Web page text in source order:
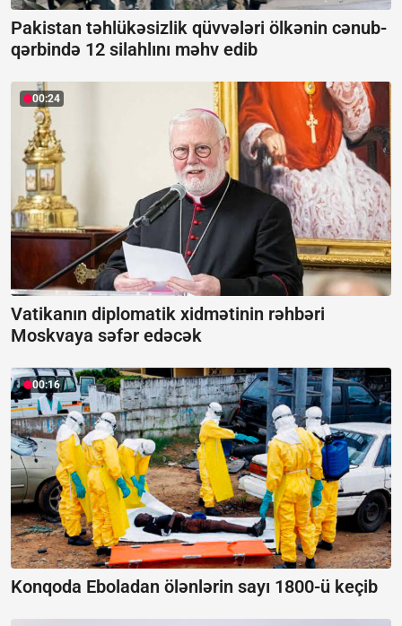
Pakistan təhlükəsizlik qüvvələri ölkənin cənub-
qərbində 12 silahlını məhv edib
00:24
Vatikanın diplomatik xidmətinin rəhbəri
Moskvaya səfər edəcək
00:16
Konqoda Eboladan ölənlərin sayı 1800-ü keçib